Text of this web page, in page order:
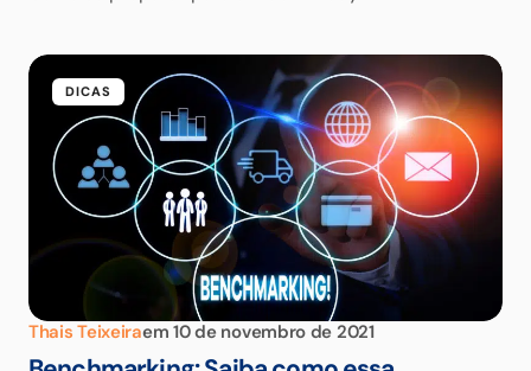
DICAS
Thais Teixeiraem 10 de novembro de 2021